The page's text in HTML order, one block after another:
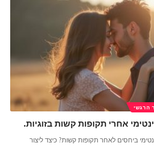
הרגשי
אחרי תקופות קשות בזוגיות.
ביחסים לאחר תקופות קשות? כיצד ליצור